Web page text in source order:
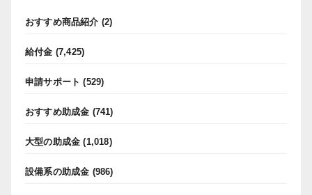
おすすめ商品紹介 (2)
給付金 (7,425)
申請サポート (529)
おすすめ助成金 (741)
大型の助成金 (1,018)
設備系の助成金 (986)